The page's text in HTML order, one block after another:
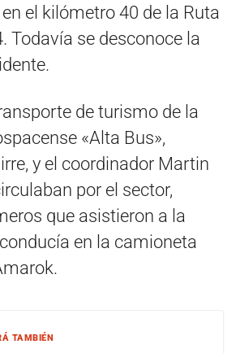
el kilómetro 40 de la Ruta
Todavía se desconoce la
de turismo de la
«Alta Bus»,
y el coordinador Martin
por el sector,
que asistieron a la
en la camioneta
TAMBIÉN